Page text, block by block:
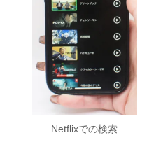
Netflixでの検索